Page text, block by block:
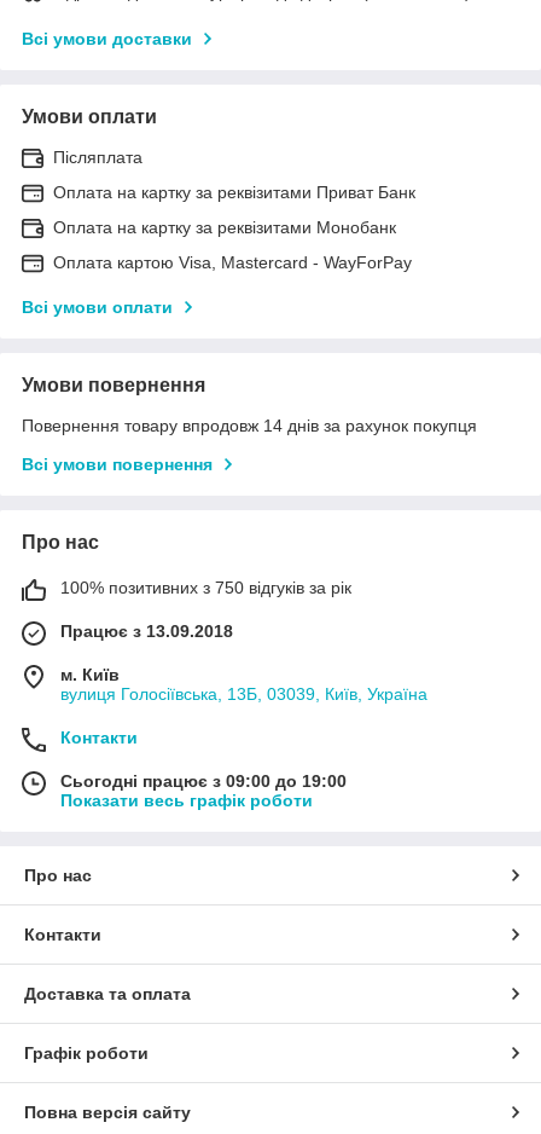
Всі умови доставки
Умови оплати
Післяплата
Оплата на картку за реквізитами Приват Банк
Оплата на картку за реквізитами Монобанк
Оплата картою Visa, Mastercard - WayForPay
Всі умови оплати
Умови повернення
Повернення товару впродовж 14 днів за рахунок покупця
Всі умови повернення
Про нас
100% позитивних з 750 відгуків за рік
Працює з 13.09.2018
м. Київ
вулиця Голосіївська, 13Б, 03039, Київ, Україна
Контакти
Сьогодні працює з 09:00 до 19:00
Показати весь графік роботи
Про нас
Контакти
Доставка та оплата
Графік роботи
Повна версія сайту